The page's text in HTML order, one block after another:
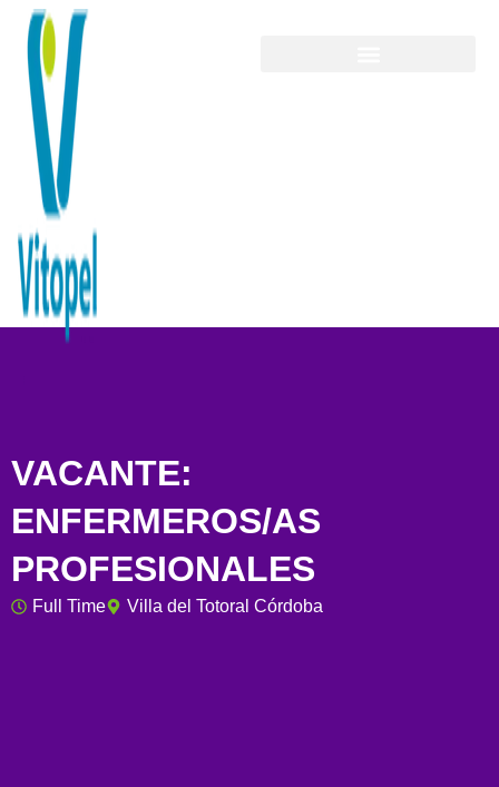
VACANTE:
ENFERMEROS/AS
PROFESIONALES
Full Time Villa del Totoral Córdoba